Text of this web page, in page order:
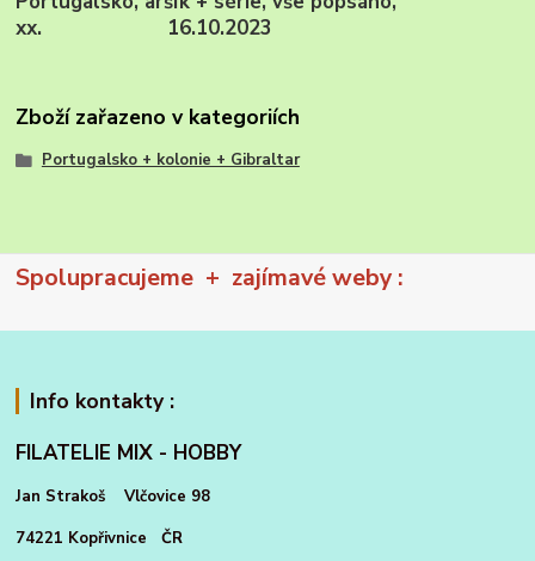
xx. 16.10.2023
Zboží zařazeno v kategoriích
Portugalsko + kolonie + Gibraltar
Spolupracujeme + zajímavé weby :
Info kontakty :
FILATELIE MIX - HOBBY
Jan Strakoš Vlčovice 98
74221 Kopřivnice ČR